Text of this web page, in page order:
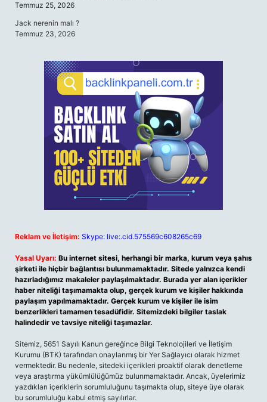
Temmuz 25, 2026
Jack nerenin malı ?
Temmuz 23, 2026
Reklam ve İletişim: Skype: live:.cid.575569c608265c69
Yasal Uyarı: Bu internet sitesi, herhangi bir marka, kurum veya şahıs
şirketi ile hiçbir bağlantısı bulunmamaktadır. Sitede yalnızca kendi
hazırladığımız makaleler paylaşılmaktadır. Burada yer alan içerikler
haber niteliği taşımamakta olup, gerçek kurum ve kişiler hakkında
paylaşım yapılmamaktadır. Gerçek kurum ve kişiler ile isim
benzerlikleri tamamen tesadüfidir. Sitemizdeki bilgiler taslak
halindedir ve tavsiye niteliği taşımazlar.
Sitemiz, 5651 Sayılı Kanun gereğince Bilgi Teknolojileri ve İletişim
Kurumu (BTK) tarafından onaylanmış bir Yer Sağlayıcı olarak hizmet
vermektedir. Bu nedenle, sitedeki içerikleri proaktif olarak denetleme
veya araştırma yükümlülüğümüz bulunmamaktadır. Ancak, üyelerimiz
yazdıkları içeriklerin sorumluluğunu taşımakta olup, siteye üye olarak
bu sorumluluğu kabul etmiş sayılırlar.